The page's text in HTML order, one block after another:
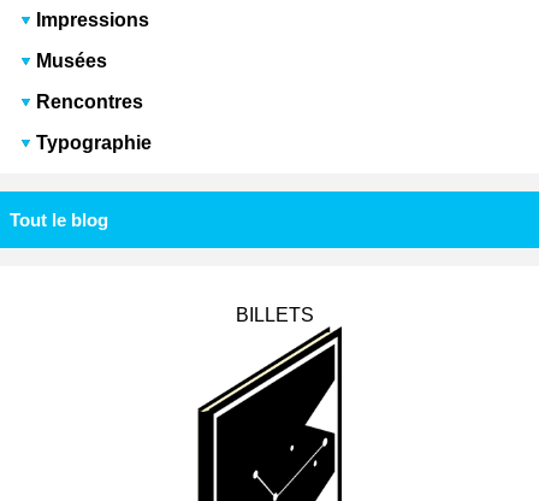
Impressions
Musées
Rencontres
Typographie
Tout le blog
BILLETS